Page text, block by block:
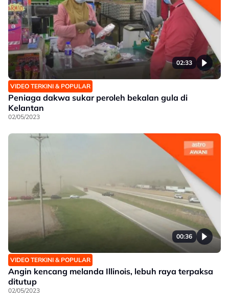
02:33
VIDEO TERKINI & POPULAR
Peniaga dakwa sukar peroleh bekalan gula di
Kelantan
02/05/2023
00:36
VIDEO TERKINI & POPULAR
Angin kencang melanda Illinois, lebuh raya terpaksa
ditutup
02/05/2023